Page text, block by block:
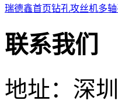
瑞德鑫首页钻孔攻丝机多
联系我们
地址：深